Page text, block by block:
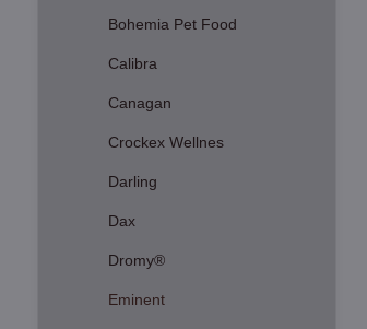
Bohemia Pet Food
Calibra
Canagan
Crockex Wellnes
Darling
Dax
Dromy®
Eminent